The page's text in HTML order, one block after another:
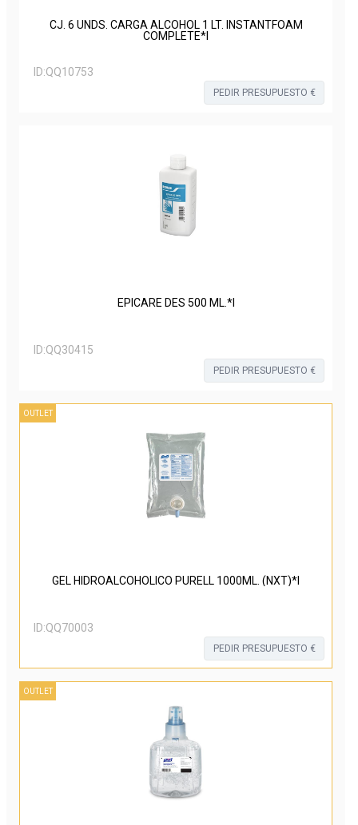
CJ. 6 UNDS. CARGA ALCOHOL 1 LT. INSTANTFOAM
COMPLETE*I
ID:QQ10753
PEDIR PRESUPUESTO €
EPICARE DES 500 ML.*I
ID:QQ30415
PEDIR PRESUPUESTO €
OUTLET
GEL HIDROALCOHOLICO PURELL 1000ML. (NXT)*I
ID:QQ70003
PEDIR PRESUPUESTO €
OUTLET